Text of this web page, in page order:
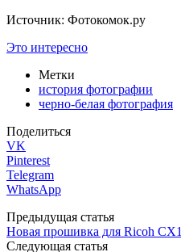
Источник: Фотокомок.ру
Это интересно
Метки
история фотографии
черно-белая фотография
Поделиться
VK
Pinterest
Telegram
WhatsApp
Предыдущая статья
Новая прошивка для Ricoh CX1
Следующая статья